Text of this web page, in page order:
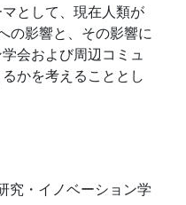
として、現在人類が
の影響と、その影響に
会および周辺コミュ
かを考えることとし
研究・イノベーション学